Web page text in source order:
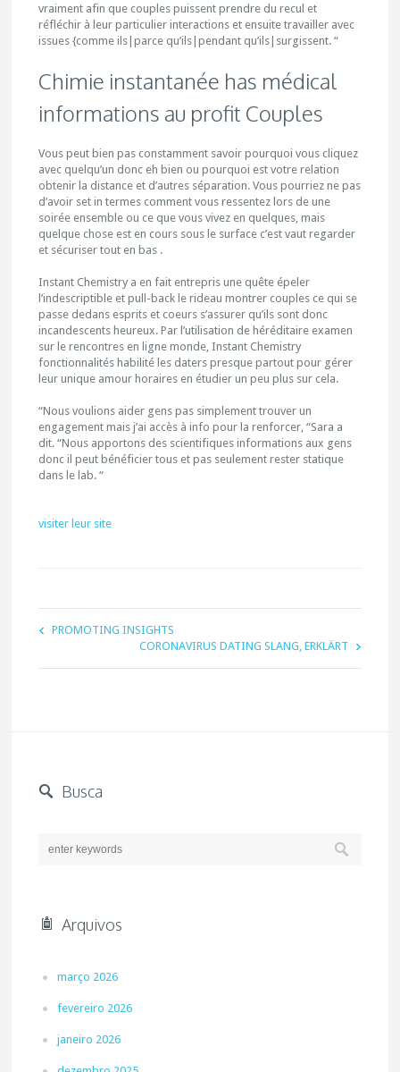
vraiment afin que couples puissent prendre du recul et
réfléchir à leur particulier interactions et ensuite travailler avec
issues {comme ils|parce qu’ils|pendant qu’ils|surgissent. “
Chimie instantanée has médical
informations au profit Couples
Vous peut bien pas constamment savoir pourquoi vous cliquez
avec quelqu’un donc eh bien ou pourquoi est votre relation
obtenir la distance et d’autres séparation. Vous pourriez ne pas
d’avoir set in termes comment vous ressentez lors de une
soirée ensemble ou ce que vous vivez en quelques, mais
quelque chose est en cours sous le surface c’est vaut regarder
et sécuriser tout en bas .
Instant Chemistry a en fait entrepris une quête épeler
l’indescriptible et pull-back le rideau montrer couples ce qui se
passe dedans esprits et coeurs s’assurer qu’ils sont donc
incandescents heureux. Par l’utilisation de héréditaire examen
sur le rencontres en ligne monde, Instant Chemistry
fonctionnalités habilité les daters presque partout pour gérer
leur unique amour horaires en étudier un peu plus sur cela.
“Nous voulions aider gens pas simplement trouver un
engagement mais j’ai accès à info pour la renforcer, “Sara a
dit. “Nous apportons des scientifiques informations aux gens
donc il peut bénéficier tous et pas seulement rester statique
dans le lab. “
visiter leur site
PROMOTING INSIGHTS
CORONAVIRUS DATING SLANG, ERKLÄRT
Busca
Arquivos
março 2026
fevereiro 2026
janeiro 2026